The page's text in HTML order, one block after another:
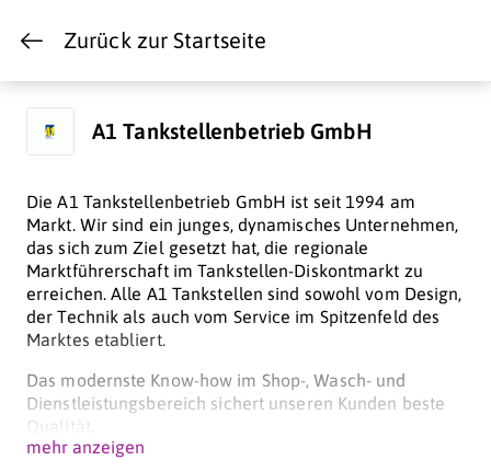
Zurück zur Startseite
A1 Tankstellenbetrieb GmbH
Die A1 Tankstellenbetrieb GmbH ist seit 1994 am
Markt. Wir sind ein junges, dynamisches Unternehmen,
das sich zum Ziel gesetzt hat, die regionale
Marktführerschaft im Tankstellen-Diskontmarkt zu
erreichen. Alle A1 Tankstellen sind sowohl vom Design,
der Technik als auch vom Service im Spitzenfeld des
Marktes etabliert.
Das modernste Know-how im Shop-, Wasch- und
Dienstleistungsbereich sichert unseren Kunden beste
Qualität.
Unsere Mitarbeiter bieten bestes Fachwissen,
mehr anzeigen